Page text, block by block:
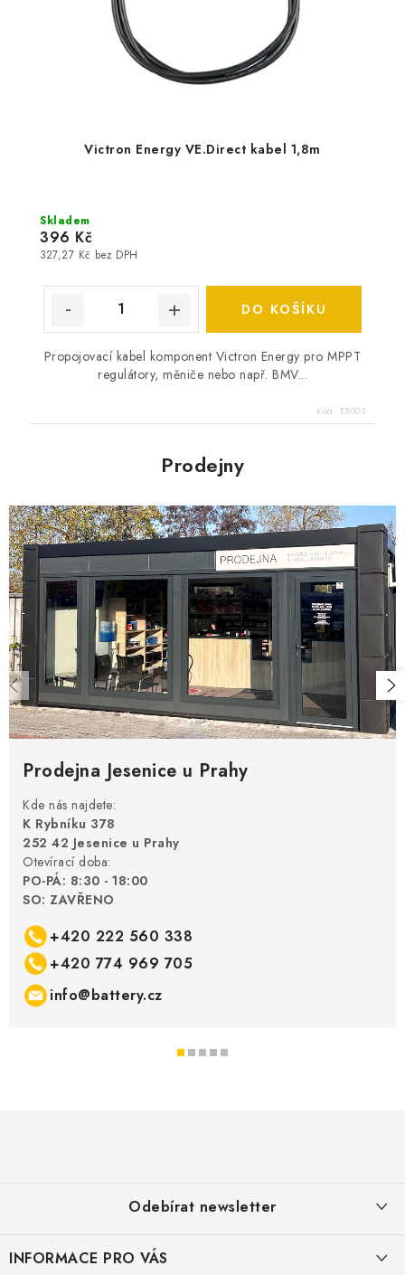
Victron Energy VE.Direct kabel 1,8m
Skladem
327,27 Kč bez DPH
396 Kč
DO KOŠÍKU
Propojovací kabel komponent Victron Energy pro MPPT
regulátory, měniče nebo např. BMV...
Kód: E8003
Prodejny
Prodejna Jesenice u Prahy
Kde nás najdete:
K Rybníku 378
252 42 Jesenice u Prahy
Otevírací doba:
PO-PÁ: 8:30 - 18:00
SO: ZAVŘENO
+420 222 560 338
+420 774 969 705
info@battery.cz
Odebírat newsletter
INFORMACE PRO VÁS